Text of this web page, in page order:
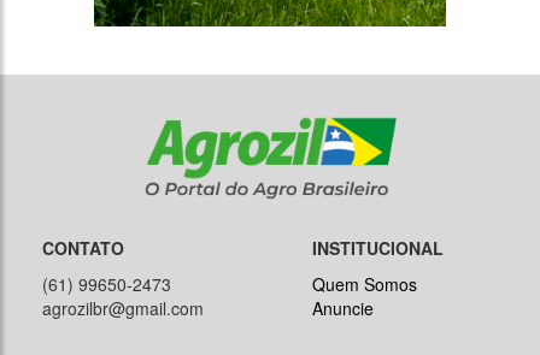
CONTATO
(61) 99650-2473
agrozilbr@gmail.com
INSTITUCIONAL
Quem Somos
Anuncie